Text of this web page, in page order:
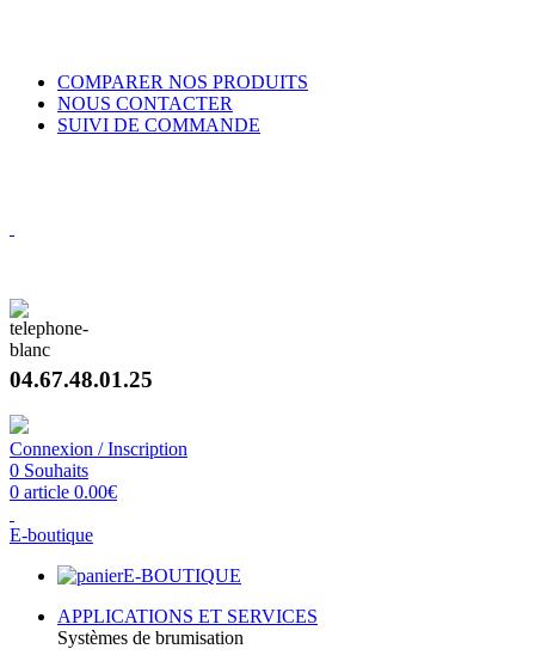
COMPARER NOS PRODUITS
NOUS CONTACTER
SUIVI DE COMMANDE
04.67.48.01.25
Connexion / Inscription
0 Souhaits
0 article 0.00€
E-boutique
E-BOUTIQUE
APPLICATIONS ET SERVICES
Systèmes de brumisation